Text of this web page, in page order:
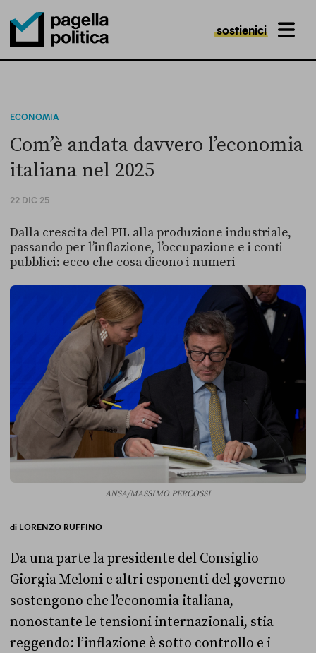
Pagella Politica Logo
sostienici MENU
ECONOMIA
Com’è andata davvero l’economia
italiana nel 2025
22 DIC 25
Dalla crescita del PIL alla produzione industriale,
passando per l’inflazione, l’occupazione e i conti
pubblici: ecco che cosa dicono i numeri
ANSA/MASSIMO PERCOSSI
di LORENZO RUFFINO
Da una parte la presidente del Consiglio
Giorgia Meloni e altri esponenti del governo
sostengono che l’economia italiana,
nonostante le tensioni internazionali, stia
reggendo: l’inflazione è sotto controllo e i